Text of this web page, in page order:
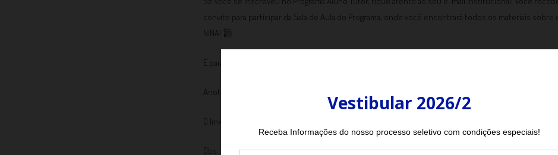
convite para participar da Sala de Aula do Programa, onde você encontrará todos os materiais sobre
NINA!
E para marcar o início dessa Jornada, faremos uma Live de Boas Vindas, com toda a nossa equipe!
Anote na sua agenda: 25/04/2024, às 18h30.
O link será divulgado no Classroom do Programa Aluno Tutor.
Obs: Caso você tenha se inscrito no Tutor Nina e não conseguiu acesso, acesse nossa sala por